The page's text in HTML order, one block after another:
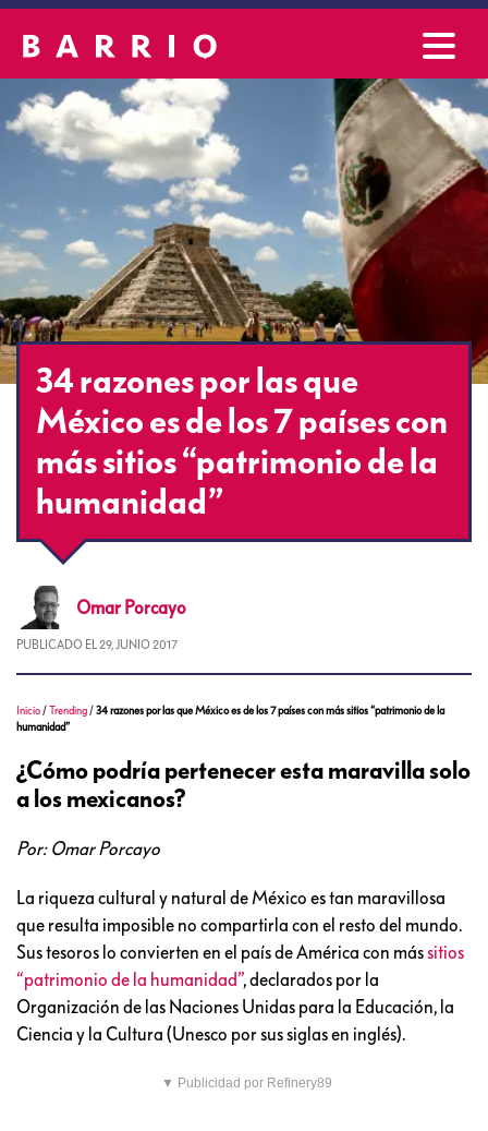
34 razones por las que
México es de los 7 países con
más sitios “patrimonio de la
humanidad”
Omar Porcayo
PUBLICADO EL 29, JUNIO 2017
Inicio /Trending /34 razones por las que México es de los 7 países con más sitios “patrimonio de la
humanidad”
¿Cómo podría pertenecer esta maravilla solo
a los mexicanos?
Por: Omar Porcayo
La riqueza cultural y natural de México es tan maravillosa
que resulta imposible no compartirla con el resto del mundo.
Sus tesoros lo convierten en el país de América con mássitios
“patrimonio de la humanidad”, declarados por la
Organización de las Naciones Unidas para la Educación, la
Ciencia y la Cultura (Unesco por sus siglas en inglés).
▼ Publicidad por Refinery89